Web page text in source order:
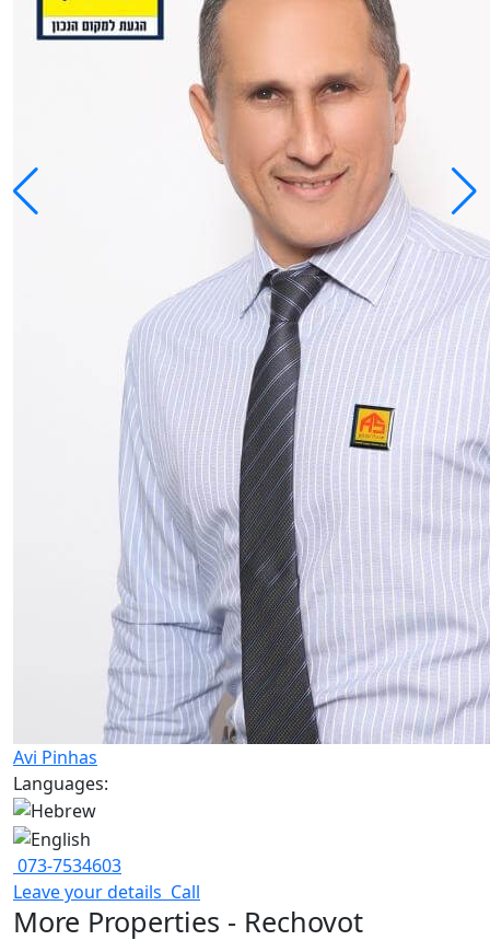
Avi Pinhas
Languages:
073-7534603
Leave your details Call
More Properties - Rechovot